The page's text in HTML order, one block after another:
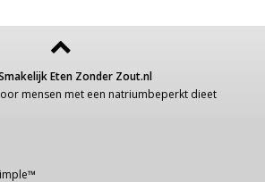
Eten Zonder Zout.nl
mensen met een natriumbeperkt dieet
™